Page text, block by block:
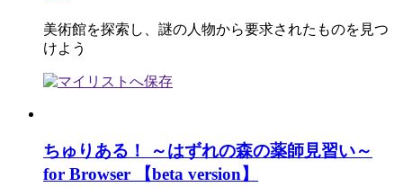
美術館を探索し、謎の人物から要求されたものを見つ
けよう
ちゅりある！ ～はずれの森の薬師見習い～
for Browser 【beta version】